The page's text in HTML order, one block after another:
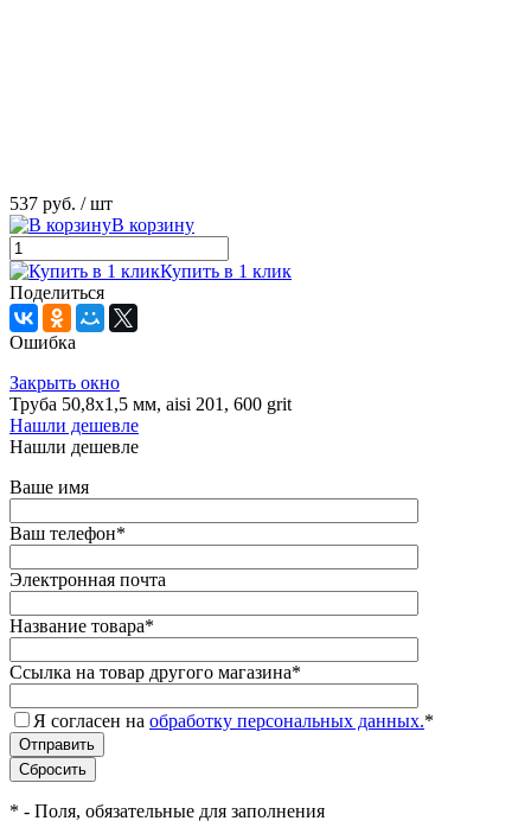
537 руб. / шт
В корзину
Купить в 1 клик
Поделиться
Ошибка
Закрыть окно
Труба 50,8х1,5 мм, aisi 201, 600 grit
Нашли дешевле
Нашли дешевле
Ваше имя
Ваш телефон*
Электронная почта
Название товара*
Ссылка на товар другого магазина*
Я согласен на обработку персональных данных.*
* - Поля, обязательные для заполнения